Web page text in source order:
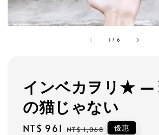
1 / 6
インベカヲリ★ —
の猫じゃない
Sale
NT$ 961 Regular
NT$ 1,068 優惠